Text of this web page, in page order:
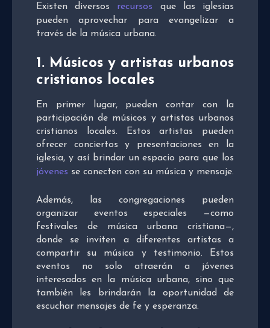
Existen diversos recursos que las iglesias
pueden aprovechar para evangelizar a
través de la música urbana.
1. Músicos y artistas urbanos
cristianos locales
En primer lugar, pueden contar con la
participación de músicos y artistas urbanos
cristianos locales. Estos artistas pueden
ofrecer conciertos y presentaciones en la
iglesia, y así brindar un espacio para que los
jóvenes se conecten con su música y mensaje.
Además, las congregaciones pueden
organizar eventos especiales —como
festivales de música urbana cristiana—,
donde se inviten a diferentes artistas a
compartir su música y testimonio. Estos
eventos no solo atraerán a jóvenes
interesados en la música urbana, sino que
también les brindarán la oportunidad de
escuchar mensajes de fe y esperanza.